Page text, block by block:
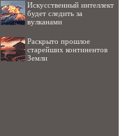
Искусственный интеллект
будет следить за
вулканами
Раскрыто прошлое
старейших континентов
Земли